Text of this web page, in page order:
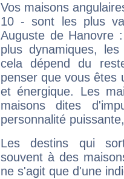
Vos maisons
10 - sont les plus
Auguste de Hanovre
plus dynamiques,
cela dépend du
penser que vous êtes
et énergique. Les
maisons dites
personnalité
Les destins qui
souvent à des
ne s'agit que d'une